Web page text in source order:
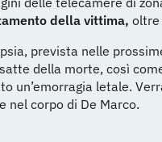
della vittima, oltre
prevista nelle
della morte, così
un’emorragia letale.
nel corpo di De Marco.